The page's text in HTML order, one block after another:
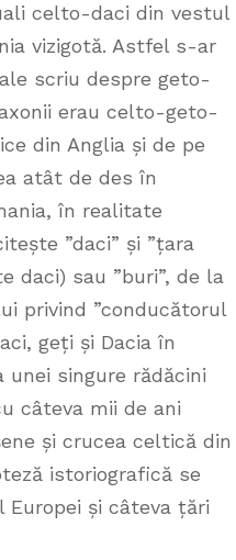
celto-daci din vestul
vizigotă. Astfel s-ar
scriu despre geto-
erau celto-geto-
din Anglia și de pe
atât de des în
în realitate
”daci” și ”țara
daci) sau ”buri”, de la
privind ”conducătorul
geți și Dacia în
unei singure rădăcini
câteva mii de ani
și crucea celtică din
istoriografică se
și câteva țări